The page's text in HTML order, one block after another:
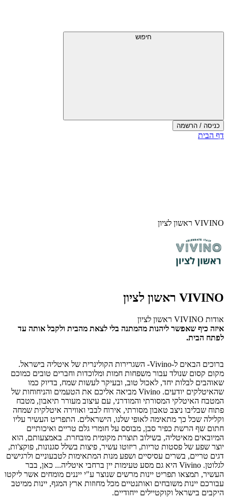
חיפוש
כניסה / הרשמה
דף הבית
VIVINO ראשון לציון
VIVINO ראשון לציון
אודות VIVINO ראשון לציון
איזה כיף שאפשר ליהנות מהמתנה בלי לצאת מהבית ולקבל אותה עד
לפתח הבית.
ברוכים הבאים ל-Vivino- השגרירות הקולינרית של איטליה בישראל.
מקום קסום שנולד עבור משפחות חמות ומלוכדות וחברים טובים כמוכם
שאוהבים לבלות יחד, לאכול טוב, ובעיקר לעשות שמח, בדיוק כמו
שהאיטלקים יודעים. Vivino מביאה אליכם את הטעמים והניחוחות של
המטבח האיטלקי המסורתי והמודרני, עם עיצוב מעורר תיאבון, מטבח
פתוח שבליבו ניצב טאבון מסורתי, אירוח לבבי ואווירה איטלקית שמחה
וקלילה שכל כך מתאימה לאופי שלנו, הישראלים. התפריט העשיר עליו
חתום שף הרשת כפיר סבן, מבוסס על חומרי גלם טריים ואיכותיים
המיובאים מאיטליה, בשילוב תוצרת מקומית מובחרת. באמצעותם, הוא
יוצר שפע של פסטות טריות, ריזוטו עשיר, פיצות בשלל סגנונות, פוקצ'ות,
דגים טריים, בשרים עסיסיים ושפע מנות המתאימות לטבעוניים ולרגישים
לגלוטן. Vivino היא גם מסע טעימות יין ברחבי איטליה... כאן, בבר
העשיר, תמצאו תפריט יינות מרשים שנוצר ע"י ייננים מומחים אשר ליקטו
עבורכם יינות משובחים ואותנטיים מכל מחוזות ארץ המגף, יינות ממיטב
היקבים בישראל וקוקטיילים ייחודיים.